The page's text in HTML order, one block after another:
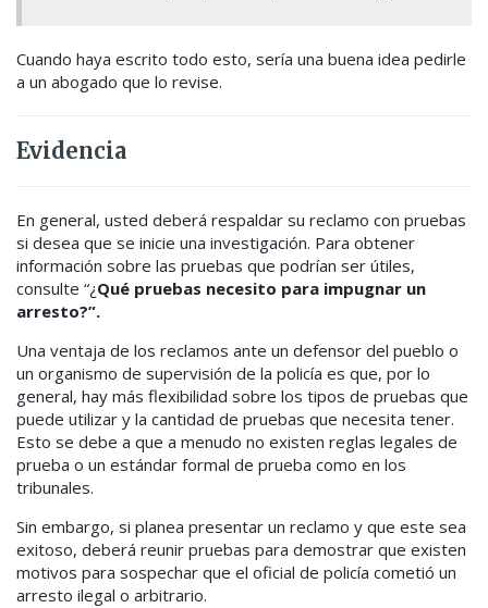
Cuando haya escrito todo esto, sería una buena idea pedirle
a un abogado que lo revise.
Evidencia
En general, usted deberá respaldar su reclamo con pruebas
si desea que se inicie una investigación. Para obtener
información sobre las pruebas que podrían ser útiles,
consulte “¿Qué pruebas necesito para impugnar un
arresto?”.
Una ventaja de los reclamos ante un defensor del pueblo o
un organismo de supervisión de la policía es que, por lo
general, hay más flexibilidad sobre los tipos de pruebas que
puede utilizar y la cantidad de pruebas que necesita tener.
Esto se debe a que a menudo no existen reglas legales de
prueba o un estándar formal de prueba como en los
tribunales.
Sin embargo, si planea presentar un reclamo y que este sea
exitoso, deberá reunir pruebas para demostrar que existen
motivos para sospechar que el oficial de policía cometió un
arresto ilegal o arbitrario.